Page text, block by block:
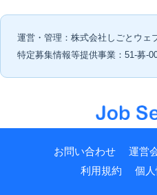
運営・管理：株式会社しごとウェ
特定募集情報等提供事業：51-募-
お問い合わせ 運営
利用規約
個